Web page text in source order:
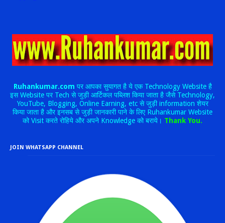
Ruhankumar.com पर आपका सुयागत है ये एक Technology Website है
इस Website पर Tech से जुड़ी आर्टिकल पब्लिश किया जाता है जैसे Technology,
YouTube, Blogging, Online Earning, etc से जुड़ी information शेयर
किया जाता है और इनसब से जुड़ी जानकारी पाने के लिए Ruhankumar Website
को Visit करते रोहिये और अपने Knowledge को बराये। Thank You.
JOIN WHATSAPP CHANNEL